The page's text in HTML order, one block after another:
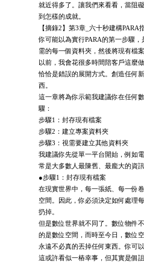
就近得多了。讓我們來看看，當阻
到怎樣的成就。
【摘錄2】第3章_六十秒建構PARA
你可能以為實行PARA的第一步驟
需的每一個資料夾，然後將現有檔案
以前，我會花很多時間陪客戶這麼
恰恰是錯誤的展開方式。創造任何
西。
這一章將為你示範我建議你在任何
驟：
步驟1：封存現有檔案
步驟2：建立專案資料夾
步驟3：視需要建立其他資料夾
我建議你先從單一平台開始，例如
常是大多數人最陳舊、最龐大的資訊
●步驟1：封存現有檔案
在現實世界中，每一張紙、每一份
空間。因此，你必須決定如何處理
扔掉。
但是數位世界就不同了。數位物件
的是數位空間，而時至今日，數位
永遠不必真的丟掉任何東西。你可以
這或許看似一樁幸事，但其實是個詛